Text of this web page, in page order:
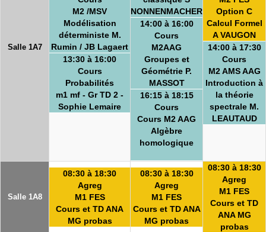
Salle 1A7
M2 /MSV
Modélisation
déterministe M.
Rumin / JB Lagaert
13:30 à 16:00
Cours
Probabilités
m1 mf - Gr TD 2 -
Sophie Lemaire
NONNENMACHER
14:00 à 16:00
Cours
M2AAG
Groupes et
Géométrie P.
MASSOT
16:15 à 18:15
Cours
Cours M2 AAG
Algèbre
homologique
Option C
Calcul Formel
A VAUGON
14:00 à 17:30
Cours
M2 AMS AAG
Introduction à
la théorie
spectrale M.
LEAUTAUD
Salle 1A8
08:30 à 18:30
Agreg
M1 FES
Cours et TD ANA
MG probas
08:30 à 18:30
Agreg
M1 FES
Cours et TD ANA
MG probas
08:30 à 18:30
Agreg
M1 FES
Cours et TD
ANA MG
probas